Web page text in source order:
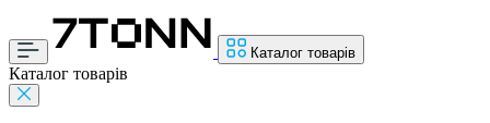
Каталог товарів
Каталог товарів